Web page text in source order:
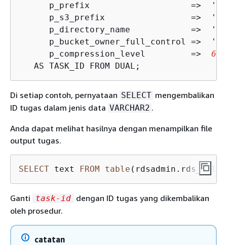
p_prefix                    =>
p_s3_prefix                 =>
      p_directory_name            =>  '
p_bucket_owner_full_control =>
      p_compression_level         =>
6
   AS TASK_ID FROM DUAL;
Di setiap contoh, pernyataan SELECT mengembalikan
ID tugas dalam jenis data VARCHAR2 .
Anda dapat melihat hasilnya dengan menampilkan file
output tugas.
SELECT text FROM table
Ganti task-id dengan ID tugas yang dikembalikan
oleh prosedur.
catatan